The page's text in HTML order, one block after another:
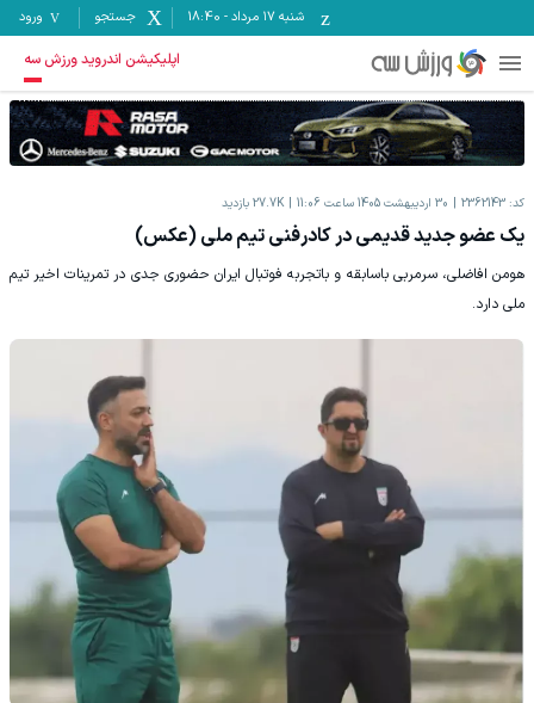
شنبه ۱۷ مرداد -
18:40 جستجو ورود
اپلیکیشن اندروید ورزش سه
کد: 2362143 30 اردیبهشت 1405 ساعت 11:06 27.7K بازدید
یک عضو جدید قدیمی در کادرفنی تیم ملی (عکس)
هومن افاضلی، سرمربی باسابقه و باتجربه فوتبال ایران حضوری جدی در تمرینات اخیر تیم
ملی دارد.